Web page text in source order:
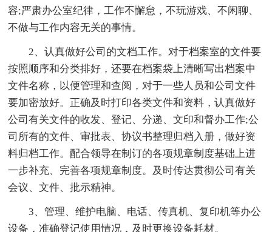
容;严肃办公室纪律，工作不懈怠，不玩游戏、不闲聊、
不做与工作内容无关的事情。
2、认真做好公司的文档工作。对于档案室的文件要
按照顺序和分类排好，还要在档案袋上清晰写出档案中
文件名称，以便管理和查阅，对于一些人员和公司文件
要加密放好。正确及时打印各类文件和资料，认真做好
公司有关文件的收发、登记、分递、文印和督办工作;公
司所有的文件、审批表、协议书整理归档入册，做好资
料归档工作。配合领导在制订的各项规章制度基础上进
一步补充、完善各项规章制度。及时传达贯彻公司有关
会议、文件、批示精神。
3、管理、维护电脑、电话、传真机、复印机等办公
设备，准确登记使用情况，及时更换设备耗材。